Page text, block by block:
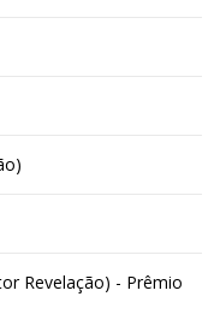
Revelação) - Prêmio